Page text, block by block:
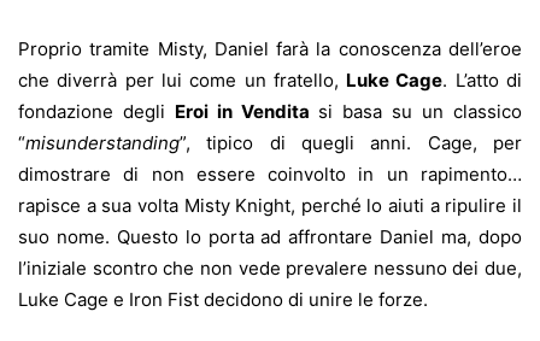
Proprio tramite Misty, Daniel farà la conoscenza dell’eroe
che diverrà per lui come un fratello, Luke Cage. L’atto di
fondazione degli Eroi in Vendita si basa su un classico
“misunderstanding”, tipico di quegli anni. Cage, per
dimostrare di non essere coinvolto in un rapimento…
rapisce a sua volta Misty Knight, perché lo aiuti a ripulire il
suo nome. Questo lo porta ad affrontare Daniel ma, dopo
l’iniziale scontro che non vede prevalere nessuno dei due,
Luke Cage e Iron Fist decidono di unire le forze.